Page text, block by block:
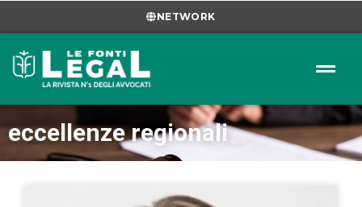
NETWORK
eccellenze regionali